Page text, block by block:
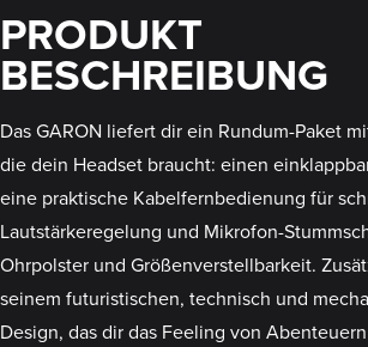
PRODUKT
BESCHREIBUNG
Das GARON liefert dir ein Rundum-Paket
die dein Headset braucht: einen
eine praktische Kabelfernbedienung für
Lautstärkeregelung und Mikrofon-
Ohrpolster und Größenverstellbarkeit.
seinem futuristischen, technisch und
Design, das dir das Feeling von